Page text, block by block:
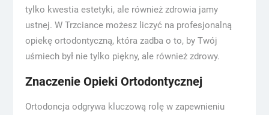
tylko kwestia estetyki, ale również zdrowia jamy
ustnej. W Trzciance możesz liczyć na profesjonalną
opiekę ortodontyczną, która zadba o to, by Twój
uśmiech był nie tylko piękny, ale również zdrowy.
Znaczenie Opieki Ortodontycznej
Ortodoncja odgrywa kluczową rolę w zapewnieniu